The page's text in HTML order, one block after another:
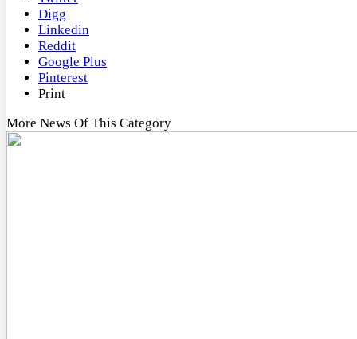
Digg
Linkedin
Reddit
Google Plus
Pinterest
Print
More News Of This Category